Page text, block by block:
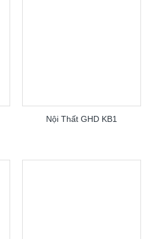
Nội Thất GHD KB1